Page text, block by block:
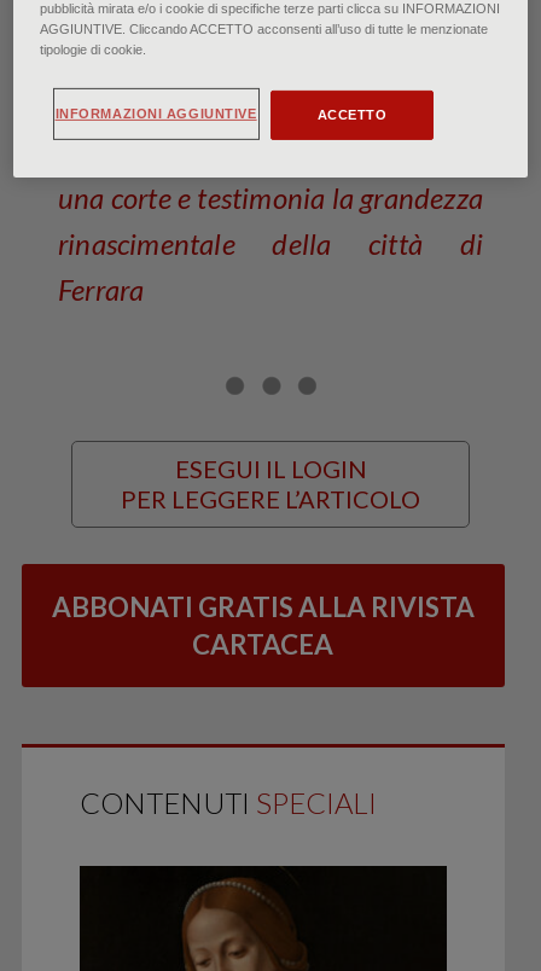
di Anna Martinelli • Ottobre 2020
La riapertura della famosa dimora
delle delizie che celebra i fasti di
una corte e testimonia la grandezza
rinascimentale della città di
Ferrara
ESEGUI IL LOGIN
PER LEGGERE L’ARTICOLO
ABBONATI GRATIS ALLA RIVISTA
CARTACEA
CONTENUTI SPECIALI
pubblicità mirata e/o i cookie di specifiche terze parti clicca su INFORMAZIONI
AGGIUNTIVE. Cliccando ACCETTO acconsenti all’uso di tutte le menzionate
tipologie di cookie.
ACCETTO
INFORMAZIONI AGGIUNTIVE